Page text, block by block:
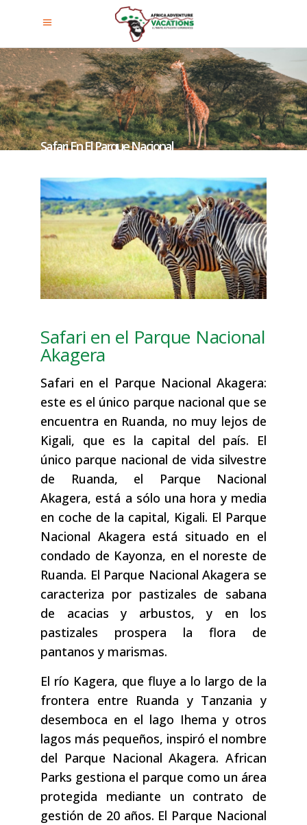
Safari En El Parque Nacional
Akagera
Safari en el Parque Nacional
Akagera
Safari en el Parque Nacional Akagera:
este es el único parque nacional que se
encuentra en Ruanda, no muy lejos de
Kigali, que es la capital del país. El
único parque nacional de vida silvestre
de Ruanda, el Parque Nacional
Akagera, está a sólo una hora y media
en coche de la capital, Kigali. El Parque
Nacional Akagera está situado en el
condado de Kayonza, en el noreste de
Ruanda. El Parque Nacional Akagera se
caracteriza por pastizales de sabana
de acacias y arbustos, y en los
pastizales prospera la flora de
pantanos y marismas.
El río Kagera, que fluye a lo largo de la
frontera entre Ruanda y Tanzania y
desemboca en el lago Ihema y otros
lagos más pequeños, inspiró el nombre
del Parque Nacional Akagera. African
Parks gestiona el parque como un área
protegida mediante un contrato de
gestión de 20 años. El Parque Nacional